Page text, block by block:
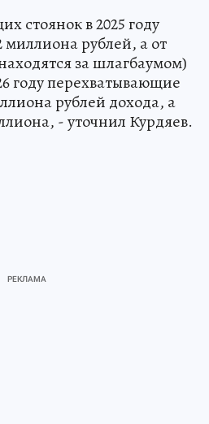
стоянок в 2025 году
миллиона рублей, а от
за шлагбаумом)
году перехватывающие
рублей дохода, а
- уточнил Курдяев.